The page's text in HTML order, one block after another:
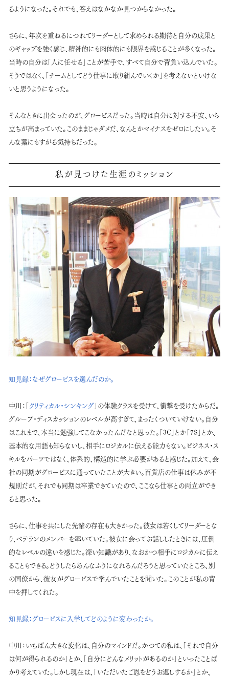
るようになった。それでも、答えはなかなか見つからなかった。
さらに、年次を重ねるにつれてリーダーとして求められる期待と自分の成果と
のギャップを強く感じ、精神的にも肉体的にも限界を感じることが多くなった。
当時の自分は「人に任せる」ことが苦手で、すべて自分で背負い込んでいた。
そうではなく、「チームとしてどう仕事に取り組んでいくか」を考えないといけな
いと思うようになった。
そんなときに出会ったのが、グロービスだった。当時は自分に対する不安、いら
立ちが高まっていた。このままじゃダメだ、なんとかマイナスをゼロにしたい。そ
んな藁にもすがる気持ちだった。
私が見つけた生涯のミッション
知見録：なぜグロービスを選んだのか。
中川：「クリティカル・シンキング」の体験クラスを受けて、衝撃を受けたからだ。
グループ・ディスカッションのレベルが高すぎて、まったくついていけない。自分
はこれまで、本当に勉強してこなかったんだなと思った。「3C」とか「7S」とか、
基本的な用語も知らないし、相手にロジカルに伝える能力もない。ビジネス・ス
キルをパーツではなく、体系的、構造的に学ぶ必要があると感じた。加えて、会
社の同期がグロービスに通っていたことが大きい。百貨店の仕事は休みが不
規則だが、それでも同期は卒業できていたので、ここなら仕事との両立ができ
ると思った。
さらに、仕事を共にした先輩の存在も大きかった。彼女は若くしてリーダーとな
り、ベテランのメンバーを率いていた。彼女に会ってお話ししたときには、圧倒
的なレベルの違いを感じた。深い知識があり、なおかつ相手にロジカルに伝え
ることもできる。どうしたらあんなふうになれるんだろうと思っていたところ、別
の同僚から、彼女がグロービスで学んでいたことを聞いた。このことが私の背
中を押してくれた。
知見録：グロービスに入学してどのように変わったか。
中川：いちばん大きな変化は、自分のマインドだ。かつての私は、「それで自分
は何が得られるのか」とか、「自分にどんなメリットがあるのか」といったことば
かり考えていた。しかし現在は、「いただいたご恩をどうお返しするか」とか、